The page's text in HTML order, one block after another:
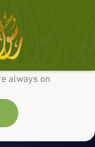
improve it.
always on